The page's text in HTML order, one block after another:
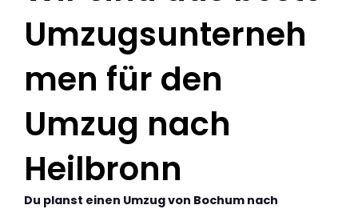
Umzugsunterneh
men für den
Umzug nach
Heilbronn
Du planst einen Umzug von Bochum nach